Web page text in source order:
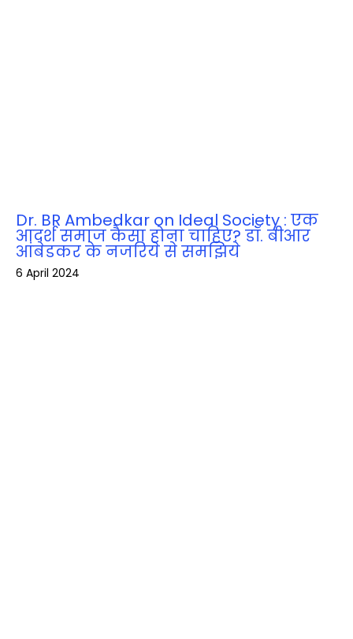
Dr. BR Ambedkar on Ideal Society : एक
आदर्श समाज कैसा होना चाहिए? डॉ. बीआर
आंबेडकर के नजरिये से समझिये
6 April 2024